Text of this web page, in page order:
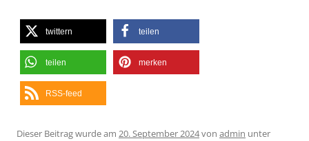
twittern teilen
teilen merken
RSS-feed
Dieser Beitrag wurde am 20. September 2024von admin unter